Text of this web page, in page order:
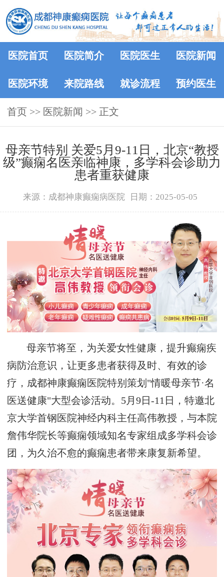
医院首页 医院简介 医院医生 医院新闻
医院环境 来院路线 就诊流程 预约医生
首页 >> 医院新闻 >> 正文
母亲节特别 关爱5月9-11日，北京“教授
级”癫痫名医亲临神康，多学科会诊助力
患者重获健康
来源：成都神康癫痫病医院 日期：2025-05-05
母亲节将至，为关爱女性健康，提升癫痫疾
病防治意识，让更多患者获得及时、有效的诊
疗，成都神康癫痫医院特别策划"情暖母亲节·名
医送健康"大型会诊活动。5月9日-11日，特邀北
京大学首钢医院神经内科主任高伟教授，与本院
詹伟华院长等癫痫领域知名专家组成多学科会诊
团，为久治不愈的癫痫患者带来康复新希望。